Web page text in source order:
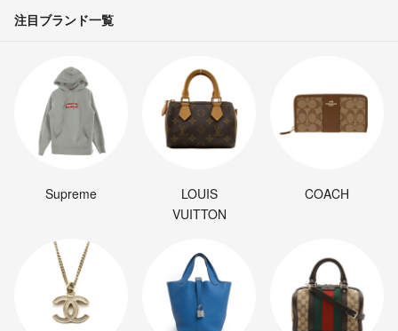
注目ブランド一覧
Supreme
LOUIS
VUITTON
COACH